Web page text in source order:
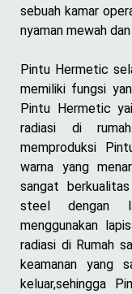
sebuah kamar
nyaman mewah
Pintu Hermetic
memiliki fungsi
Pintu Hermetic
radiasi di
memproduksi
warna yang
sangat
steel dengan
menggunakan
radiasi di Rumah
keamanan yang
keluar,sehingga